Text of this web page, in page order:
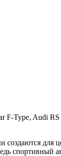
F-Type, Audi
для
спортивный